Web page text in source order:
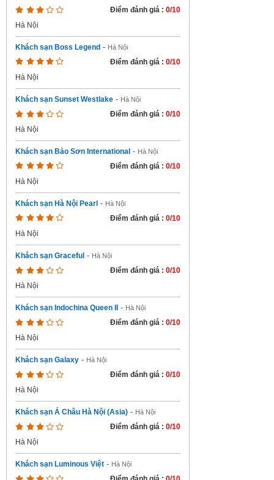
Điểm đánh giá : 0/10
Hà Nội
Khách sạn Boss Legend - Hà Nội
Điểm đánh giá : 0/10
Hà Nội
Khách sạn Sunset Westlake - Hà Nội
Điểm đánh giá : 0/10
Hà Nội
Khách sạn Bảo Sơn International - Hà Nội
Điểm đánh giá : 0/10
Hà Nội
Khách sạn Hà Nội Pearl - Hà Nội
Điểm đánh giá : 0/10
Hà Nội
Khách sạn Graceful - Hà Nội
Điểm đánh giá : 0/10
Hà Nội
Khách sạn Indochina Queen II - Hà Nội
Điểm đánh giá : 0/10
Hà Nội
Khách sạn Galaxy - Hà Nội
Điểm đánh giá : 0/10
Hà Nội
Khách sạn Á Châu Hà Nội (Asia) - Hà Nội
Điểm đánh giá : 0/10
Hà Nội
Khách sạn Luminous Việt - Hà Nội